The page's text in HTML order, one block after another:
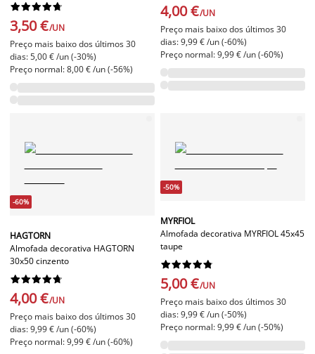






3,50 €/UN
Preço mais baixo dos últimos 30
dias: 5,00 € /un (-30%)
Preço normal: 8,00 € /un (-56%)
4,00 €/UN
Preço mais baixo dos últimos 30
dias: 9,99 € /un (-60%)
Preço normal: 9,99 € /un (-60%)
-60%
HAGTORN
Almofada decorativa HAGTORN
30x50 cinzento






4,00 €/UN
Preço mais baixo dos últimos 30
dias: 9,99 € /un (-60%)
Preço normal: 9,99 € /un (-60%)
-50%
MYRFIOL
Almofada decorativa MYRFIOL 45x45
taupe






5,00 €/UN
Preço mais baixo dos últimos 30
dias: 9,99 € /un (-50%)
Preço normal: 9,99 € /un (-50%)